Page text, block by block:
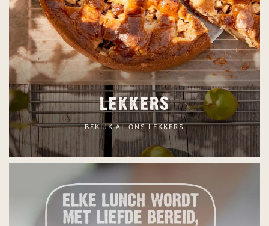
LEKKERS
BEKIJK AL ONS LEKKERS